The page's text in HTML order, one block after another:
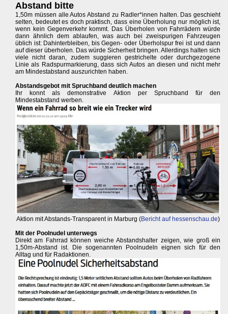
Abstand bitte
1,50m müssen alle Autos Abstand zu Radler*innen halten. Das geschieht
selten, bedeutet es doch praktisch, dass eine Überholung nur möglich ist,
wenn kein Gegenverkehr kommt. Das Überholen von Fahrrädern würde
dann ähnlich dem ablaufen, was auch bei zweispurigen Fahrzeugen
üblich ist: Dahinterbleiben, bis Gegen- oder Überholspur frei ist und dann
auf dieser überholen. Das würde Sicherheit bringen. Allerdings halten sich
viele nicht daran, zudem suggieren gestrichelte oder durchgezogene
Linie als Radspurmarkierung, dass sich Autos an diesen und nicht mehr
am Mindestabstand auszurichten haben.
Abstandsgebot mit Spruchband deutlich machen
Ihr konnt als demonstrative Aktion per Spruchband für den
Mindestabstand werben.
Aktion mit Abstands-Transparent in Marburg (Bericht auf hessenschau.de)
Mit der Poolnudel unterwegs
Direkt am Fahrrad können weiche Abstandshalter zeigen, wie groß ein
1,50m-Abstand ist. Die sogenannten Poolnudeln eignen sich für den
Alltag und für Radaktionen.